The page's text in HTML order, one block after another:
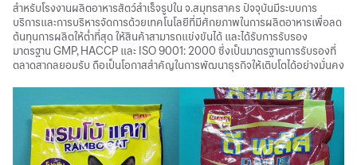
สำหรับโรงงานผลิตอาหารสัตว์สำเร็จรูปใน จ.สมุทรสาคร ปัจจุบันมีระบบการ
บริการและการบริหารจัดการด้วยเทคโนโลยีที่มีศักยภาพในการผลิตอาหารเพื่อลด
ต้นทุนการผลิตให้ต่ำที่สุด ให้สินค้าสามารถแข่งขันได้ และได้รับการรับรอง
มาตรฐาน GMP, HACCP และ ISO 9001: 2000 ซึ่งเป็นมาตรฐานการรับรองที่
ตลาดสากลยอมรับ ถือเป็นโอกาสสำคัญในการพัฒนาธุรกิจให้เติบโตได้อย่างมั่นคง